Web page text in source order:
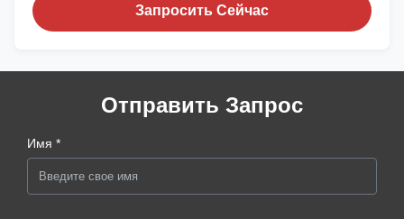
Запросить Сейчас
Отправить Запрос
Имя *